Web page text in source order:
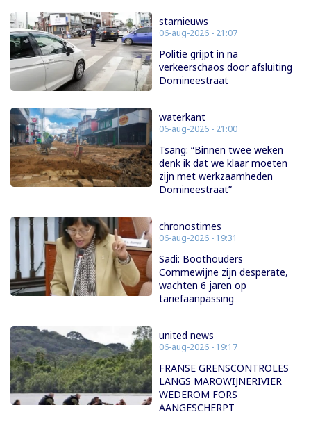
starnieuws
06-aug-2026 - 21:07
Politie grijpt in na
verkeerschaos door afsluiting
Domineestraat
waterkant
06-aug-2026 - 21:00
Tsang: “Binnen twee weken
denk ik dat we klaar moeten
zijn met werkzaamheden
Domineestraat”
chronostimes
06-aug-2026 - 19:31
Sadi: Boothouders
Commewijne zijn desperate,
wachten 6 jaren op
tariefaanpassing
united news
06-aug-2026 - 19:17
FRANSE GRENSCONTROLES
LANGS MAROWIJNERIVIER
WEDEROM FORS
AANGESCHERPT